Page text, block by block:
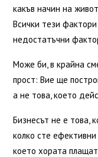
какъв начин на
Всички тези
недостатъчни
Може би, в крайна
прост: Вие ще
а не това, което
Бизнесът не е това,
колко сте
което хората